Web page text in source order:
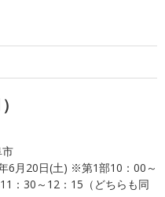
市
6月20日(土) ※第1部10：00～
：30～12：15（どちらも同